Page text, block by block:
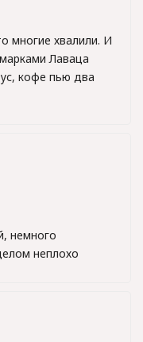
многие хвалили. И
Лаваца
кофе пью два
немного
неплохо